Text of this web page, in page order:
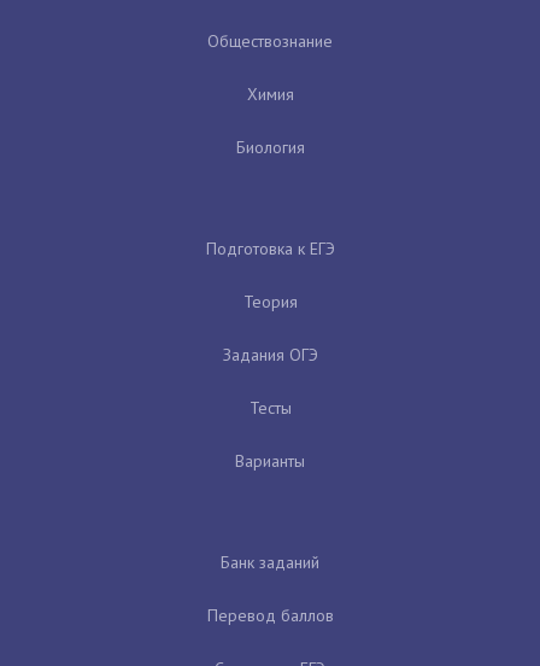
Обществознание
Химия
Биология
Подготовка к ЕГЭ
Теория
Задания ОГЭ
Тесты
Варианты
Банк заданий
Перевод баллов